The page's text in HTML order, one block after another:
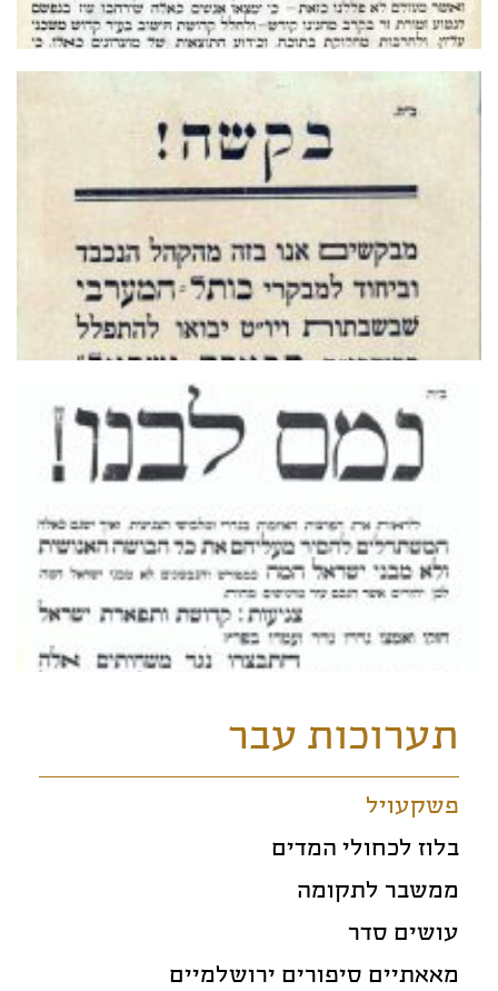
תערוכות עבר
פשקעויל
בלוז לכחולי המדים
ממשבר לתקומה
עושים סדר
מאאתיים סיפורים ירושלמיים